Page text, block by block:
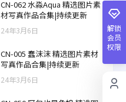
CN-062 水淼Aqua 精选图片素
材写真作品合集|持续更新
24年3月6日
CN-005 蠢沫沫 精选图片素材
写真作品合集|持续更新
24年3月6日
解锁
会员
权限